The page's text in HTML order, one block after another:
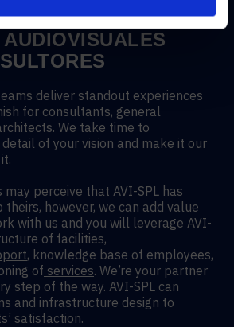
DE
deliver standout experiences
for consultants, general
We take time to
of your vision and make it our
perceive that AVI-SPL has
however, we can add value
with us and you will leverage AVI-
of facilities,
, knowledge base of employees,
of services. We’re your partner
step of the way. AVI-SPL can
and infrastructure design to
satisfaction.